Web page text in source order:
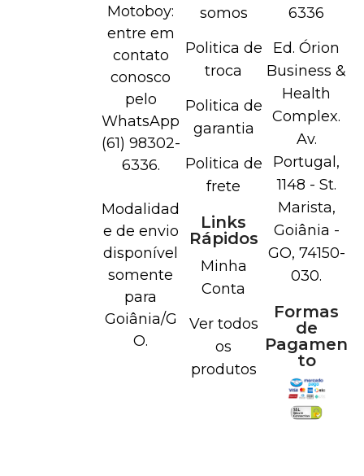
Motoboy:
entre em
contato
conosco
pelo
WhatsApp
(61) 98302-
6336.
Modalidad
e de envio
disponível
somente
para
Goiânia/G
O.
somos
Politica de
troca
Politica de
garantia
Politica de
frete
Links
Rápidos
Minha
Conta
Ver todos
os
produtos
6336
Ed. Órion
Business &
Health
Complex.
Av.
Portugal,
1148 - St.
Marista,
Goiânia -
GO, 74150-
030.
Formas
de
Pagamen
to